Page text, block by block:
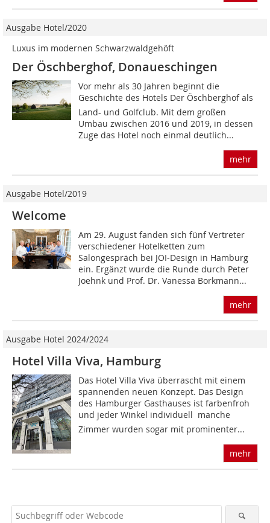
Ausgabe Hotel/2020
Luxus im modernen Schwarzwaldgehöft
Der Öschberghof, Donaueschingen
Vor mehr als 30 Jahren beginnt die
Geschichte des Hotels Der Öschberghof als
Land- und Golfclub. Mit dem großen
Umbau zwischen 2016 und 2019, in dessen
Zuge das Hotel noch einmal deutlich...
mehr
Ausgabe Hotel/2019
Welcome
Am 29. August fanden sich fünf Vertreter
verschiedener Hotelketten zum
Salongespräch bei JOI-Design in Hamburg
ein. Ergänzt wurde die Runde durch Peter
Joehnk und Prof. Dr. Vanessa Borkmann...
mehr
Ausgabe Hotel 2024/2024
Hotel Villa Viva, Hamburg
Das Hotel Villa Viva überrascht mit einem
spannenden neuen Konzept. Das Design
des Hamburger Gasthauses ist farbenfroh
und jeder Winkel individuell  manche
Zimmer wurden sogar mit prominenter...
mehr